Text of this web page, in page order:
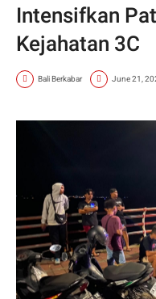
Intensifkan
Kejahatan 3C
Bali Berkabar June 21,